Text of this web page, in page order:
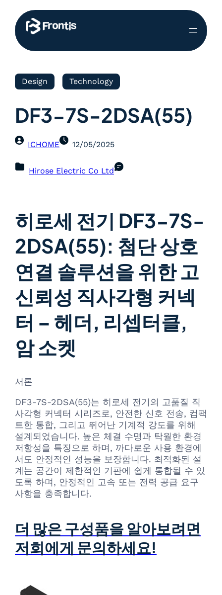
Design Technology
DF3-7S-2DSA(55)
ICHOME 12/05/2025
Hirose Electric Co Ltd
히로세 전기 DF3-7S-
2DSA(55): 첨단 상호
연결 솔루션을 위한 고
신뢰성 직사각형 커넥
터 – 헤더, 리셉터클,
암 소켓
서론
DF3-7S-2DSA(55)는 히로세 전기의 고품질 직
사각형 커넥터 시리즈로, 안전한 신호 전송, 컴팩
트한 통합, 그리고 뛰어난 기계적 강도를 위해
설계되었습니다. 높은 체결 수명과 탁월한 환경
저항성을 특징으로 하며, 까다로운 사용 환경에
서도 안정적인 성능을 보장합니다. 최적화된 설
계는 공간이 제한적인 기판에 쉽게 통합될 수 있
도록 하며, 안정적인 고속 또는 전력 공급 요구
사항을 충족합니다.
더 많은 구성품을 알아보려면
저희에게 문의하세요!